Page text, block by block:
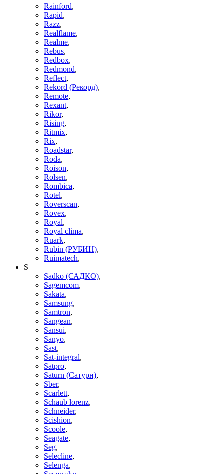
Rainford,
Rapid,
Razz,
Realflame,
Realme,
Rebus,
Redbox,
Redmond,
Reflect,
Rekord (Рекорд),
Remote,
Rexant,
Rikor,
Rising,
Ritmix,
Rix,
Roadstar,
Roda,
Roison,
Rolsen,
Rombica,
Rotel,
Roverscan,
Rovex,
Royal,
Royal clima,
Ruark,
Rubin (РУБИН),
Ruimatech,
S
Sadko (САДКО),
Sagemcom,
Sakata,
Samsung,
Samtron,
Sangean,
Sansui,
Sanyo,
Sast,
Sat-integral,
Satpro,
Saturn (Сатурн),
Sber,
Scarlett,
Schaub lorenz,
Schneider,
Scishion,
Scoole,
Seagate,
Seg,
Selecline,
Selenga,